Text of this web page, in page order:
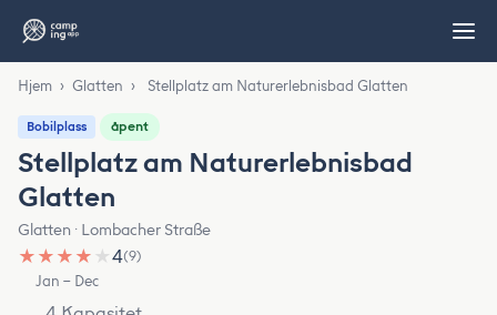
Hjem › Glatten › Stellplatz am Naturerlebnisbad Glatten
Bobilplass åpent
Stellplatz am Naturerlebnisbad
Glatten
Glatten · Lombacher Straße
★ ★ ★ ★ ★4(9)
Jan – Dec